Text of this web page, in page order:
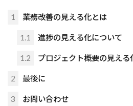
1 業務改善の見える化とは
1.1 進捗の見える化について
1.2 プロジェクト概要の見える
2 最後に
3 お問い合わせ